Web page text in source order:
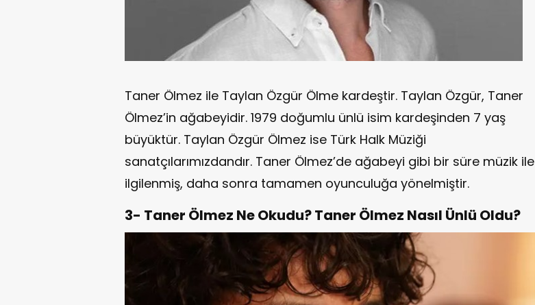
Taner Ölmez ile Taylan Özgür Ölme kardeştir. Taylan Özgür, Taner
Ölmez’in ağabeyidir. 1979 doğumlu ünlü isim kardeşinden 7 yaş
büyüktür. Taylan Özgür Ölmez ise Türk Halk Müziği
sanatçılarımızdandır. Taner Ölmez’de ağabeyi gibi bir süre müzik ile
ilgilenmiş, daha sonra tamamen oyunculuğa yönelmiştir.
3- Taner Ölmez Ne Okudu? Taner Ölmez Nasıl Ünlü Oldu?